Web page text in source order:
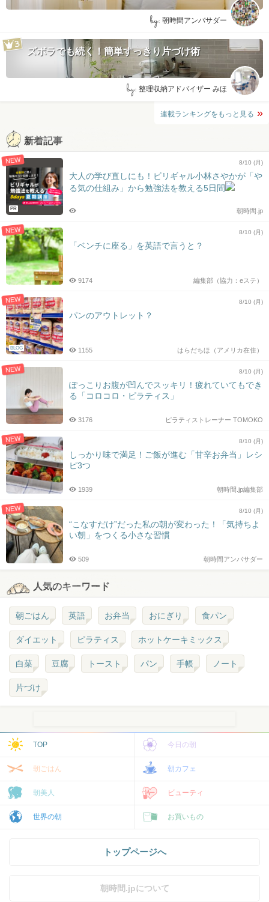
by: 朝時間アンバサダー
ズボラでも続く！簡単すっきり片づけ術
by: 整理収納アドバイザー みほ
連載ランキングをもっと見る
新着記事
NEW
PR
8/10 (月)
大人の学び直しにも！ビリギャル小林さやかが「や
る気の仕組み」から勉強法を教える5日間
朝時間.jp
NEW 8/10 (月)
「ベンチに座る」を英語で言うと？
編集部（協力：eステ）
9174
NEW
BLOG
8/10 (月)
パンのアウトレット？
はらだちほ（アメリカ在住）
1155
NEW 8/10 (月)
ぽっこりお腹が凹んでスッキリ！疲れていてもでき
る「コロコロ・ピラティス」
ピラティストレーナー TOMOKO
3176
NEW 8/10 (月)
しっかり味で満足！ご飯が進む「甘辛お弁当」レシ
ピ3つ
朝時間.jp編集部
1939
NEW 8/10 (月)
“こなすだけ”だった私の朝が変わった！「気持ちよ
い朝」をつくる小さな習慣
朝時間アンバサダー
509
人気のキーワード
朝ごはん 英語 お弁当 おにぎり 食パン
ダイエット ピラティス ホットケーキミックス
白菜 豆腐 トースト パン 手帳 ノート
片づけ
TOP 今日の朝
朝ごはん 朝カフェ
朝美人 ビューティ
世界の朝 お買いもの
トップページへ
朝時間.jpについて